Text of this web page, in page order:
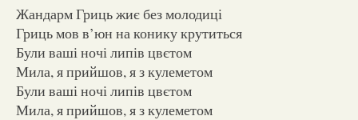
Жандарм Гриць жиє без молодиці
Гриць мов в’юн на конику крутиться
Були ваші ночі липів цвєтом
Мила, я прийшов, я з кулеметом
Були ваші ночі липів цвєтом
Мила, я прийшов, я з кулеметом